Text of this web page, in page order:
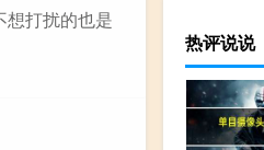
想打扰的也是
热评说说